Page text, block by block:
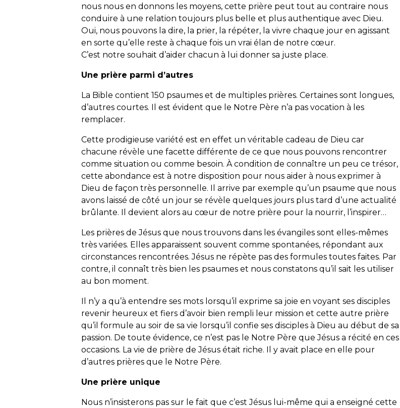
nous nous en donnons les moyens, cette prière peut tout au contraire nous
conduire à une relation toujours plus belle et plus authentique avec Dieu.
Oui, nous pouvons la dire, la prier, la répéter, la vivre chaque jour en agissant
en sorte qu’elle reste à chaque fois un vrai élan de notre cœur.
C’est notre souhait d’aider chacun à lui donner sa juste place.
Une prière parmi d’autres
La Bible contient 150 psaumes et de multiples prières. Certaines sont longues,
d’autres courtes. Il est évident que le Notre Père n’a pas vocation à les
remplacer.
Cette prodigieuse variété est en effet un véritable cadeau de Dieu car
chacune révèle une facette différente de ce que nous pouvons rencontrer
comme situation ou comme besoin. À condition de connaître un peu ce trésor,
cette abondance est à notre disposition pour nous aider à nous exprimer à
Dieu de façon très personnelle. Il arrive par exemple qu’un psaume que nous
avons laissé de côté un jour se révèle quelques jours plus tard d’une actualité
brûlante. Il devient alors au cœur de notre prière pour la nourrir, l’inspirer…
Les prières de Jésus que nous trouvons dans les évangiles sont elles-mêmes
très variées. Elles apparaissent souvent comme spontanées, répondant aux
circonstances rencontrées. Jésus ne répète pas des formules toutes faites. Par
contre, il connaît très bien les psaumes et nous constatons qu’il sait les utiliser
au bon moment.
Il n’y a qu’à entendre ses mots lorsqu’il exprime sa joie en voyant ses disciples
revenir heureux et fiers d’avoir bien rempli leur mission et cette autre prière
qu’il formule au soir de sa vie lorsqu’il confie ses disciples à Dieu au début de sa
passion. De toute évidence, ce n’est pas le Notre Père que Jésus a récité en ces
occasions. La vie de prière de Jésus était riche. Il y avait place en elle pour
d’autres prières que le Notre Père.
Une prière unique
Nous n’insisterons pas sur le fait que c’est Jésus lui-même qui a enseigné cette